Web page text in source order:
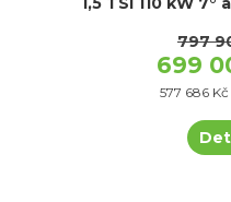
797
699
577 686